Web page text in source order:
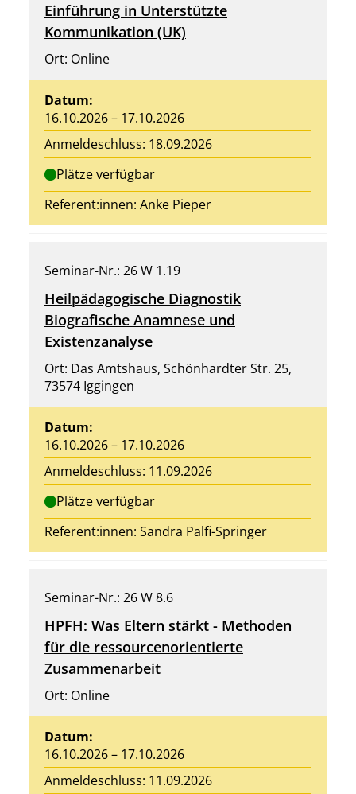
Einführung in Unterstützte
Kommunikation (UK)
Ort: Online
Datum:
16.10.2026 – 17.10.2026
Anmeldeschluss: 18.09.2026
Plätze verfügbar
Referent:innen: Anke Pieper
Seminar-Nr.: 26 W 1.19
Heilpädagogische Diagnostik
Biografische Anamnese und
Existenzanalyse
Ort: Das Amtshaus, Schönhardter Str. 25,
73574 Iggingen
Datum:
16.10.2026 – 17.10.2026
Anmeldeschluss: 11.09.2026
Plätze verfügbar
Referent:innen: Sandra Palfi-Springer
Seminar-Nr.: 26 W 8.6
HPFH: Was Eltern stärkt - Methoden
für die ressourcenorientierte
Zusammenarbeit
Ort: Online
Datum:
16.10.2026 – 17.10.2026
Anmeldeschluss: 11.09.2026